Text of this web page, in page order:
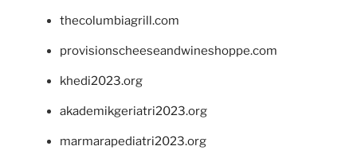
thecolumbiagrill.com
provisionscheeseandwineshoppe.com
khedi2023.org
akademikgeriatri2023.org
marmarapediatri2023.org